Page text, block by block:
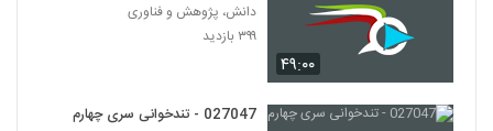
۴۹:۰۰
دانش، پژوهش و فناوری
۳۹۹ بازدید
027047 - تندخوانی سری چهارم